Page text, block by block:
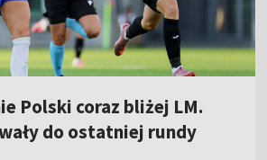
Polski coraz bliżej LM.
do ostatniej rundy